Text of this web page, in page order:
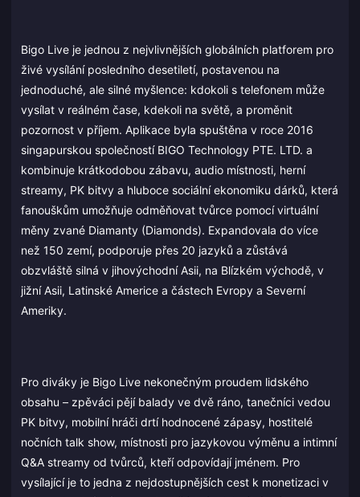
Bigo Live je jednou z nejvlivnějších globálních platforem pro
živé vysílání posledního desetiletí, postavenou na
jednoduché, ale silné myšlence: kdokoli s telefonem může
vysílat v reálném čase, kdekoli na světě, a proměnit
pozornost v příjem. Aplikace byla spuštěna v roce 2016
singapurskou společností BIGO Technology PTE. LTD. a
kombinuje krátkodobou zábavu, audio místnosti, herní
streamy, PK bitvy a hluboce sociální ekonomiku dárků, která
fanouškům umožňuje odměňovat tvůrce pomocí virtuální
měny zvané Diamanty (Diamonds). Expandovala do více
než 150 zemí, podporuje přes 20 jazyků a zůstává
obzvláště silná v jihovýchodní Asii, na Blízkém východě, v
jižní Asii, Latinské Americe a částech Evropy a Severní
Ameriky.
Pro diváky je Bigo Live nekonečným proudem lidského
obsahu – zpěváci pějí balady ve dvě ráno, tanečníci vedou
PK bitvy, mobilní hráči drtí hodnocené zápasy, hostitelé
nočních talk show, místnosti pro jazykovou výměnu a intimní
Q&A streamy od tvůrců, kteří odpovídají jménem. Pro
vysílající je to jedna z nejdostupnějších cest k monetizaci v